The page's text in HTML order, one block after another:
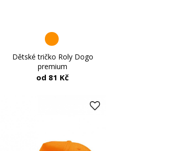
Dětské tričko Roly Dogo
premium
od 81 Kč